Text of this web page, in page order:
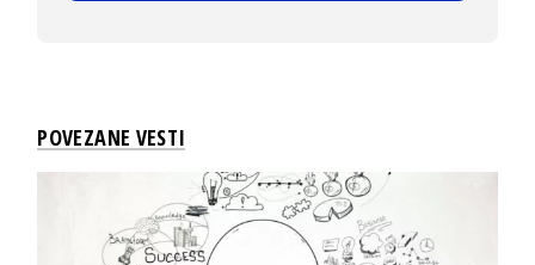
POVEZANE VESTI